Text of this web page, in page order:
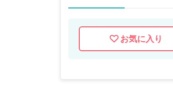
お気に入り